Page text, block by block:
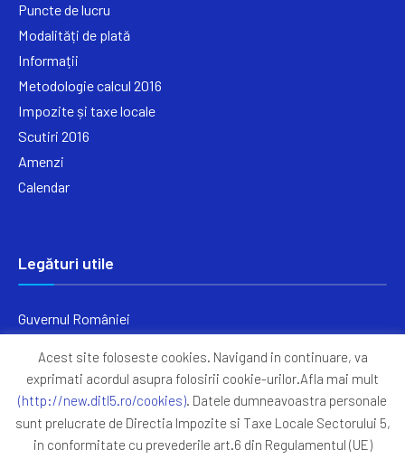
Puncte de lucru
Modalități de plată
Informații
Metodologie calcul 2016
Impozite și taxe locale
Scutiri 2016
Amenzi
Calendar
Legături utile
Guvernul României
Primăria Sectorul 5
ANAF
Protocoale
Acest site foloseste cookies. Navigand in continuare, va
exprimati acordul asupra folosirii cookie-urilor.Afla mai mult
(http://new.ditl5.ro/cookies). Datele dumneavoastra personale
sunt prelucrate de Directia Impozite si Taxe Locale Sectorului 5,
in conformitate cu prevederile art.6 din Regulamentul (UE)